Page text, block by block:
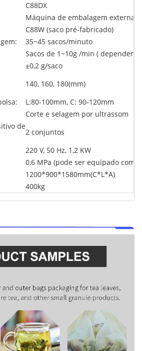
C88DX
Máquina de embalagem externa
C88W (saco pré-fabricado)
35~45 sacos/minuto
Sacos de 1~10g /min (
±0,2 g/saco
140, 160, 180(mm)
L:80-100mm, C: 90-120mm
Corte e selagem por ultrassom
de
2 conjuntos
220 V, 50 Hz, 1,2 KW
0,6 MPa (pode ser equipado com
1200*900*1580mm(C*L*A)
400kg